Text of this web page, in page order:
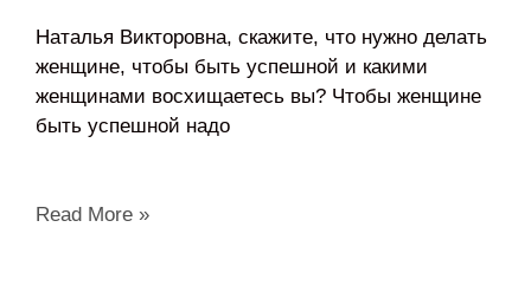
Наталья Викторовна, скажите, что нужно делать
женщине, чтобы быть успешной и какими
женщинами восхищаетесь вы? Чтобы женщине
быть успешной надо
Read More »